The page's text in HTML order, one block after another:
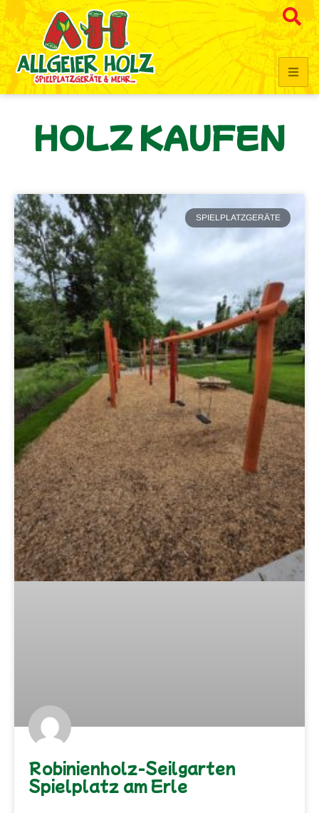
HOLZ KAUFEN
SPIELPLATZGERÄTE
Robinienholz-Seilgarten
Spielplatz am Erle